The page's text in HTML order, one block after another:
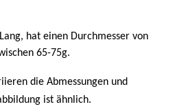
hat einen Durchmesser von
65-75g.
die Abmessungen und
ist ähnlich.